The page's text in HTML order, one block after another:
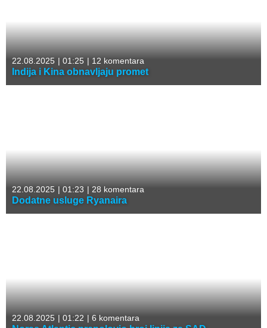
22.08.2025 | 01:25 | 12 komentara
Indija i Kina obnavljaju promet
22.08.2025 | 01:23 | 28 komentara
Dodatne usluge Ryanaira
22.08.2025 | 01:22 | 6 komentara